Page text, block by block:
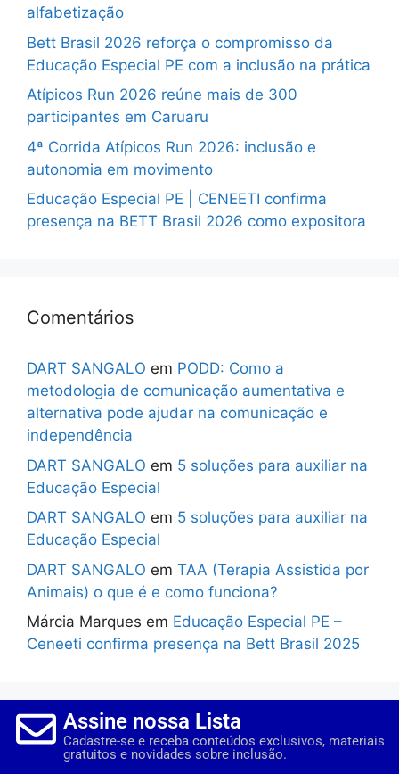
alfabetização
Bett Brasil 2026 reforça o compromisso da
Educação Especial PE com a inclusão na prática
Atípicos Run 2026 reúne mais de 300
participantes em Caruaru
4ª Corrida Atípicos Run 2026: inclusão e
autonomia em movimento
Educação Especial PE | CENEETI confirma
presença na BETT Brasil 2026 como expositora
Comentários
DART SANGALO em PODD: Como a
metodologia de comunicação aumentativa e
alternativa pode ajudar na comunicação e
independência
DART SANGALO em 5 soluções para auxiliar na
Educação Especial
DART SANGALO em 5 soluções para auxiliar na
Educação Especial
DART SANGALO em TAA (Terapia Assistida por
Animais) o que é e como funciona?
Márcia Marques em Educação Especial PE –
Ceneeti confirma presença na Bett Brasil 2025
Assine nossa Lista
Cadastre-se e receba conteúdos exclusivos, materiais
gratuitos e novidades sobre inclusão.